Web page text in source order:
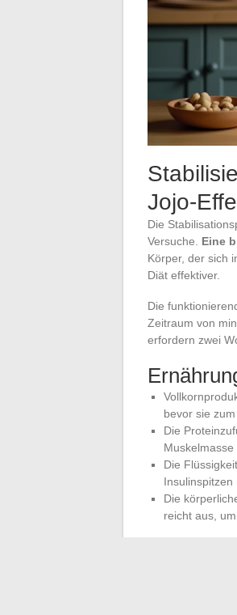
Jojo-
Die
Versuche. Eine
Körper, der sich
Diät effektiver.
Die
Zeitraum von
erfordern zwei
bevor sie
Die
Die
Insulinspitzen
Die
reicht aus,